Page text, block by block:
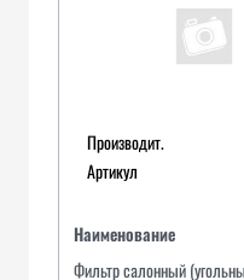
Производит.
Артикул
Наименование
Фильтр салонный